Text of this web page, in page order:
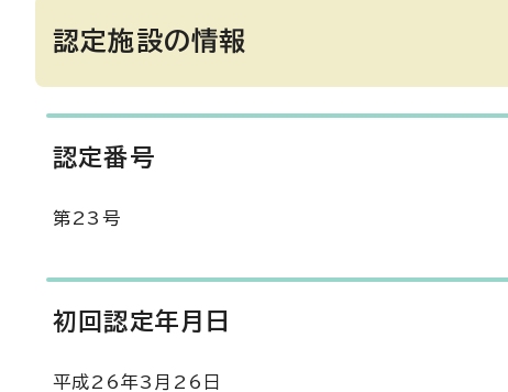
認定施設の情報
認定番号
第23号
初回認定年月日
平成26年3月26日